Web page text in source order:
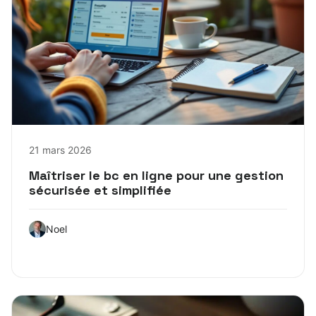
21 mars 2026
Maîtriser le bc en ligne pour une gestion
sécurisée et simplifiée
Noel